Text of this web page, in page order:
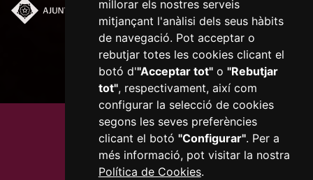
millorar els nostres serveis
mitjançant l'anàlisi dels seus hàbits
de navegació. Pot acceptar o
rebutjar totes les cookies clicant el
botó d'"Acceptar tot"o "Rebutjar
tot", respectivament, així com
configurar la selecció de cookies
segons les seves preferències
clicant el botó "Configurar". Per a
més informació, pot visitar la nostra
Política de Cookies.
Plaça del Mercadal ·
43201 Reus
977 010 010
ajuntament@reus.cat
reus.cat